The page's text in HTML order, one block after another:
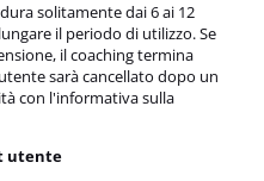
solitamente dai 6 ai 12
il periodo di utilizzo. Se
il coaching termina
sarà cancellato dopo un
con l'informativa sulla
utente